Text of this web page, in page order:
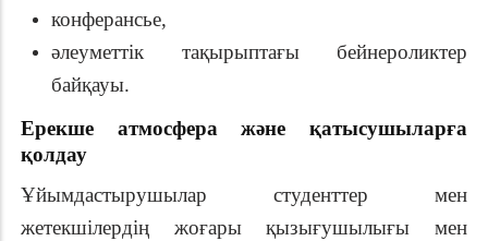
конферансье,
әлеуметтік тақырыптағы бейнероликтер
байқауы.
Ерекше атмосфера және қатысушыларға
қолдау
Ұйымдастырушылар студенттер мен
жетекшілердің жоғары қызығушылығы мен